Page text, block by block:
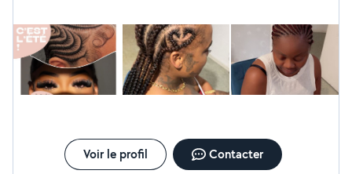
Voir le profil Contacter